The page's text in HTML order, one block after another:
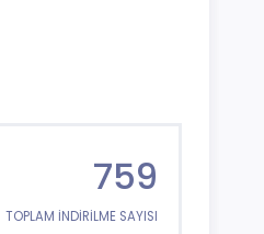
759
TOPLAM İNDİRİLME SAYISI